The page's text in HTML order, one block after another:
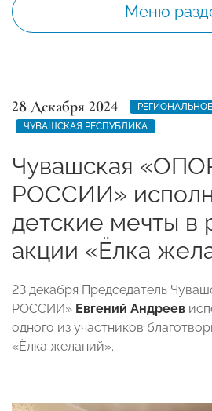
Меню
28 Декабря 2024
ЧУВАШСКАЯ РЕСПУБЛИКА
Чувашская
РОССИИ»
детские мечты в
акции «Ёлка
23 декабря Председатель
РОССИИ» Евгений Андреев
одного из участников
«Ёлка желаний».